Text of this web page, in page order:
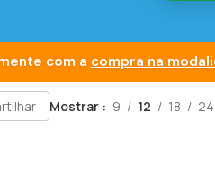
Mostrar 9 12 18 24
com a compra na